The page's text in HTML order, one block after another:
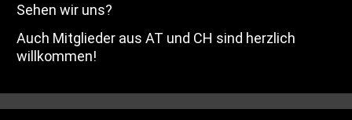
Sehen wir uns?
Auch Mitglieder aus AT und CH sind herzlich
willkommen!